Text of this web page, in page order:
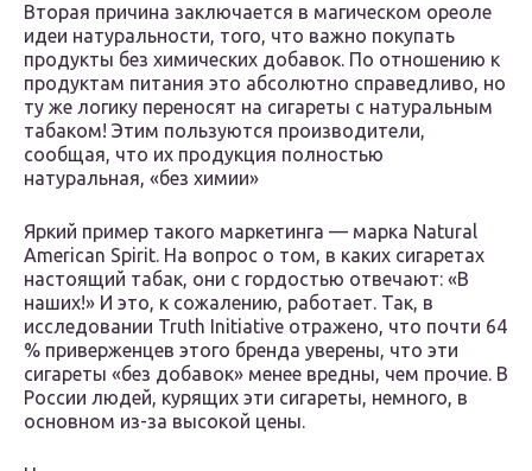
Вторая причина заключается в магическом ореоле
идеи натуральности, того, что важно покупать
продукты без химических добавок. По отношению к
продуктам питания это абсолютно справедливо, но
ту же логику переносят на сигареты с натуральным
табаком! Этим пользуются производители,
сообщая, что их продукция полностью
натуральная, «без химии»
Яркий пример такого маркетинга — марка Natural
American Spirit. На вопрос о том, в каких сигаретах
настоящий табак, они с гордостью отвечают: «В
наших!» И это, к сожалению, работает. Так, в
исследовании Truth Initiative отражено, что почти 64
% приверженцев этого бренда уверены, что эти
сигареты «без добавок» менее вредны, чем прочие. В
России людей, курящих эти сигареты, немного, в
основном из-за высокой цены.